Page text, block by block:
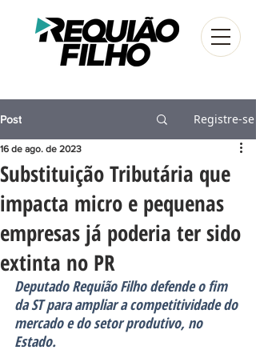
Post Registre-se
Substituição Tributária que
impacta micro e pequenas
empresas já poderia ter sido
extinta no PR
16 de ago. de 2023
Deputado Requião Filho defende o fim
da ST para ampliar a competitividade do
mercado e do setor produtivo, no
Estado.